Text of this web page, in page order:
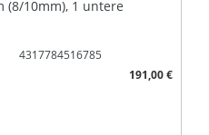
(8/10mm), 1 untere
4317784516785
191,00 €